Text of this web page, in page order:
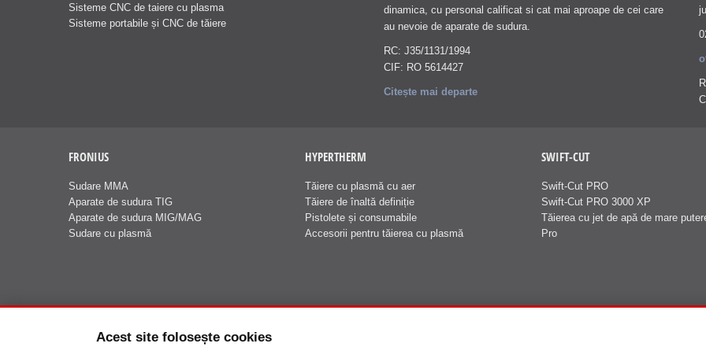
Sisteme CNC de taiere cu plasma
Sisteme portabile și CNC de tăiere
dinamica, cu personal calificat si cat mai aproape de cei care
au nevoie de aparate de sudura.
RC: J35/1131/1994
CIF: RO 5614427
Citește mai departe
FRONIUS
Sudare MMA
Aparate de sudura TIG
Aparate de sudura MIG/MAG
Sudare cu plasmă
HYPERTHERM
Tăiere cu plasmă cu aer
Tăiere de înaltă definiție
Pistolete și consumabile
Accesorii pentru tăierea cu plasmă
SWIFT-CUT
Swift-Cut PRO
Swift-Cut PRO 3000 XP
Tăierea cu jet de apă de mare
Pro
Acest site folosește cookies